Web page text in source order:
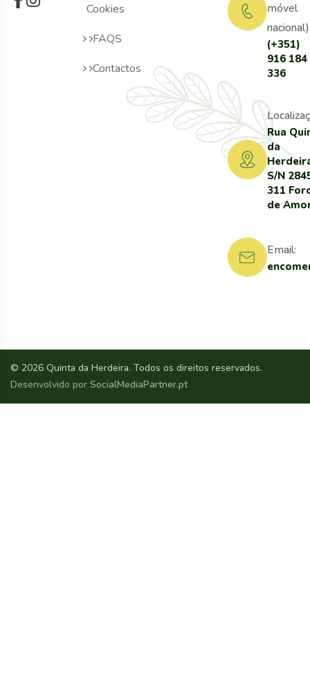
Cookies
FAQS
Contactos
(+351)
916 184
336
móvel
Rua
da
S/N
311
de
Email:
© 2026 Quinta da Herdeira. Todos os direitos reservados.
Desenvolvido por SocialMediaPartner.pt